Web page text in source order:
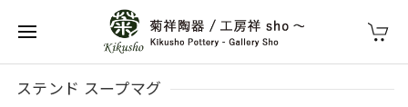
ステンド スープマグ